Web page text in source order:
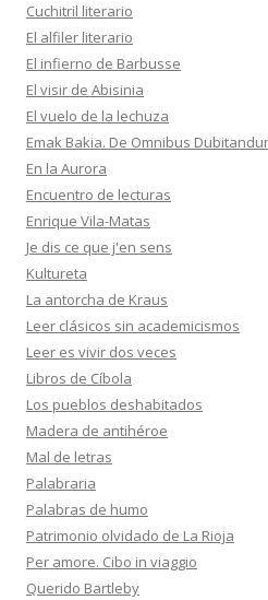
Cuchitril literario
El alfiler literario
El infierno de Barbusse
El visir de Abisinia
El vuelo de la lechuza
Emak Bakia. De Omnibus
En la Aurora
Encuentro de lecturas
Enrique Vila-Matas
Je dis ce que j'en sens
Kultureta
La antorcha de Kraus
Leer clásicos sin academicismos
Leer es vivir dos veces
Libros de Cíbola
Los pueblos deshabitados
Madera de antihéroe
Mal de letras
Palabraria
Palabras de humo
Patrimonio olvidado de La Rioja
Per amore. Cibo in viaggio
Querido Bartleby